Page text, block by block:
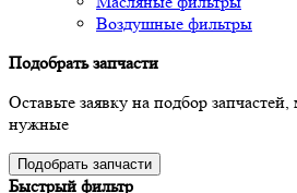
Воздушные фильтры
Подобрать запчасти
Оставьте заявку на подбор
нужные
Подобрать запчасти
Быстрый фильтр